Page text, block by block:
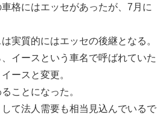
格にはエッセがあったが、7月に
実質的にはエッセの後継となる。
イースという車名で呼ばれていた
ースと変更。
ことになった。
て法人需要も相当見込んでいるで